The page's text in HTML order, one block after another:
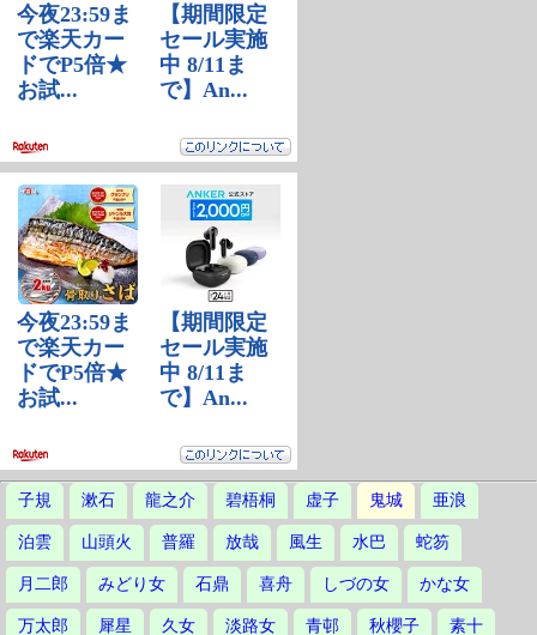
子規 漱石 龍之介 碧梧桐 虚子 鬼城 亜浪
泊雲 山頭火 普羅 放哉 風生 水巴 蛇笏
月二郎 みどり女 石鼎 喜舟 しづの女 かな女
万太郎 犀星 久女 淡路女 青邨 秋櫻子 素十